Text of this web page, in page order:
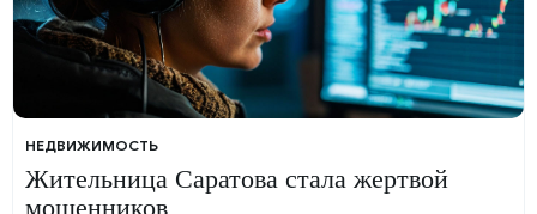
НЕДВИЖИМОСТЬ
Жительница Саратова стала жертвой
мошенников